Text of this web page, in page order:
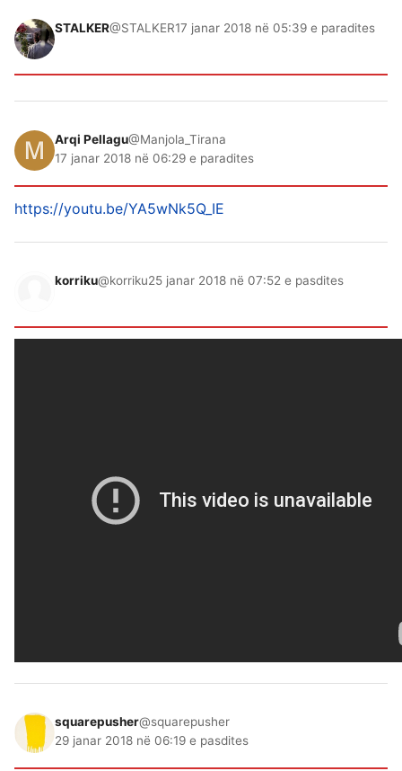
STALKER@STALKER17 janar 2018 në 05:39 e paradites
Arqi Pellagu@Manjola_Tirana
17 janar 2018 në 06:29 e paradites
https://youtu.be/YA5wNk5Q_IE
korriku@korriku25 janar 2018 në 07:52 e pasdites
squarepusher@squarepusher
29 janar 2018 në 06:19 e pasdites